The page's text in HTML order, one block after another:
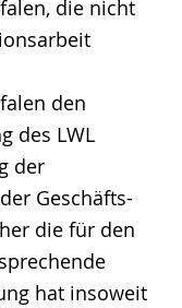
die nicht
den
des LWL
der
Geschäfts-
die für den
hat insoweit